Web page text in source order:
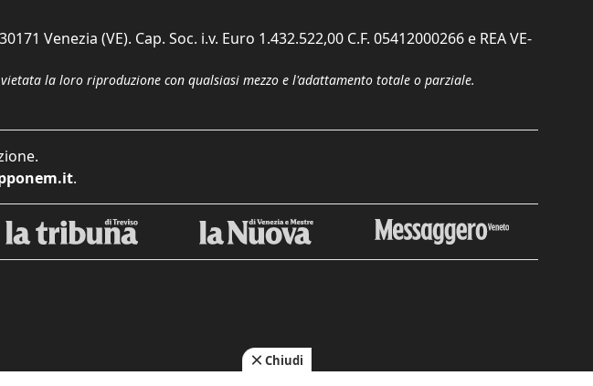
Venezia (VE). Cap. Soc. i.v. Euro 1.432.522,00 C.F. 05412000266 e REA VE-
la loro riproduzione con qualsiasi mezzo e l'adattamento totale o parziale.
.
Chiudi